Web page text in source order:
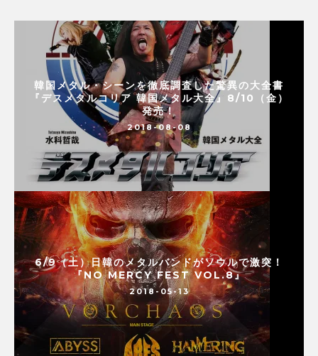
韓国メタル・シーンを徹底調査した驚異の大全書
『デスメタルコリア 韓国メタル大全』8/10（金）
発売！
2018-08-08
6/9（土）日韓のメタルバンドがソウルで激突！
『NO MERCY FEST VOL.8』
2018-05-13